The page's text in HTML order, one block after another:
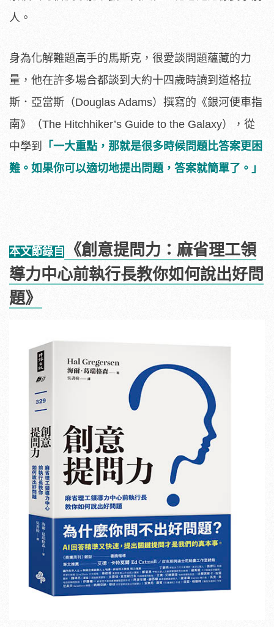
人。
身為化解難題高手的馬斯克，很愛談問題蘊藏的力
量，他在許多場合都談到大約十四歲時讀到道格拉
斯．亞當斯（Douglas Adams）撰寫的《銀河便車指
南》（The Hitchhiker’s Guide to the Galaxy），從
中學到
「一大重點，那就是很多時候問題比答案更困
難。如果你可以適切地提出問題，答案就簡單了。」
本文節錄自
《創意提問力：麻省理工領
導力中心前執行長教你如何說出好問
題》